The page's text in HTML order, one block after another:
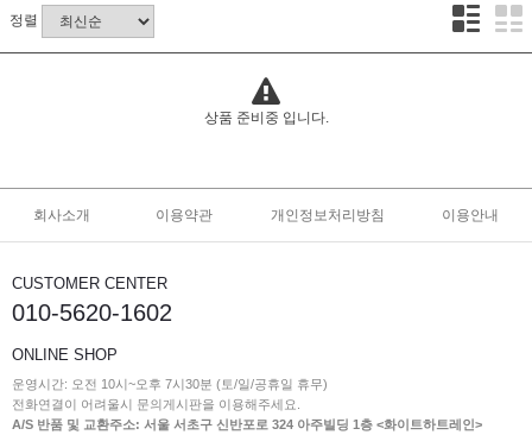
정렬
상품 준비중 입니다.
회사소개 이용약관 개인정보처리방침 이용안내
CUSTOMER CENTER
010-5620-1602
ONLINE SHOP
운영시간: 오전 10시~오후 7시30분 (토/일/공휴일 휴무)
전화연결이 어려울시 문의게시판을 이용해주세요.
A/S 반품 및 교환주소: 서울 서초구 신반포로 324 아주빌딩 1층 <화이트하트레인>